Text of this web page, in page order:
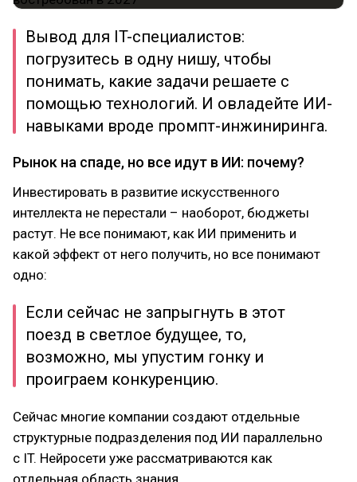
Вывод для IT-специалистов:
погрузитесь в одну нишу, чтобы
понимать, какие задачи решаете с
помощью технологий. И овладейте ИИ-
навыками вроде промпт-инжиниринга.
Рынок на спаде, но все идут в ИИ: почему?
Инвестировать в развитие искусственного
интеллекта не перестали – наоборот, бюджеты
растут. Не все понимают, как ИИ применить и
какой эффект от него получить, но все понимают
одно:
Если сейчас не запрыгнуть в этот
поезд в светлое будущее, то,
возможно, мы упустим гонку и
проиграем конкуренцию.
Сейчас многие компании создают отдельные
структурные подразделения под ИИ параллельно
с IT. Нейросети уже рассматриваются как
отдельная область знания.